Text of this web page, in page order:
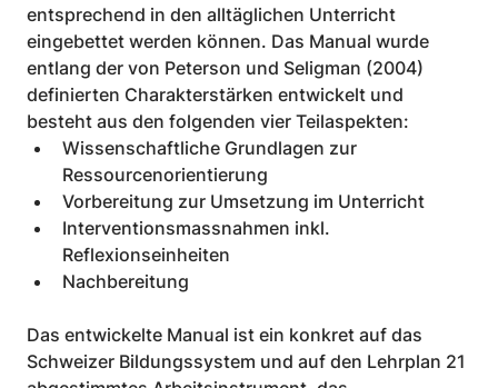
entsprechend in den alltäglichen Unterricht
eingebettet werden können. Das Manual wurde
entlang der von Peterson und Seligman (2004)
definierten Charakterstärken entwickelt und
besteht aus den folgenden vier Teilaspekten:
Wissenschaftliche Grundlagen zur
Ressourcenorientierung
Vorbereitung zur Umsetzung im Unterricht
Interventionsmassnahmen inkl.
Reflexionseinheiten
Nachbereitung
Das entwickelte Manual ist ein konkret auf das
Schweizer Bildungssystem und auf den Lehrplan 21